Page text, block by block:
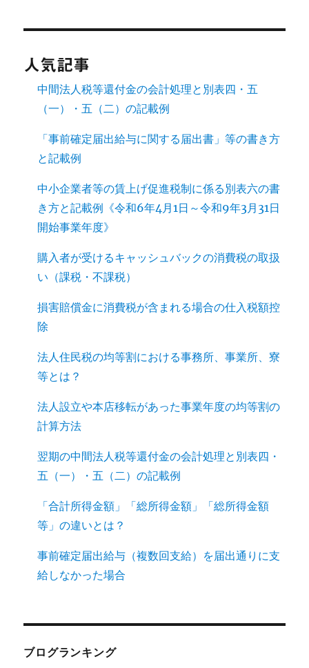
人気記事
中間法人税等還付金の会計処理と別表四・五
（一）・五（二）の記載例
「事前確定届出給与に関する届出書」等の書き方
と記載例
中小企業者等の賃上げ促進税制に係る別表六の書
き方と記載例《令和6年4月1日～令和9年3月31日
開始事業年度》
購入者が受けるキャッシュバックの消費税の取扱
い（課税・不課税）
損害賠償金に消費税が含まれる場合の仕入税額控
除
法人住民税の均等割における事務所、事業所、寮
等とは？
法人設立や本店移転があった事業年度の均等割の
計算方法
翌期の中間法人税等還付金の会計処理と別表四・
五（一）・五（二）の記載例
「合計所得金額」「総所得金額」「総所得金額
等」の違いとは？
事前確定届出給与（複数回支給）を届出通りに支
給しなかった場合
ブログランキング